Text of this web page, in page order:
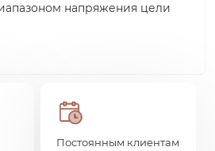
напряжения цели
Постоянным клиентам